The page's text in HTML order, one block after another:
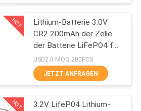
140
HOT
Lithium-Batterie 3.0V
CR2 200mAh der Zelle
der Batterie LiFePO4 für
Mittagsstift
USD2.0 MOQ:200PCS
JETZT ANFRAGEN
HOT
3.2V LifeP04 Lithium-